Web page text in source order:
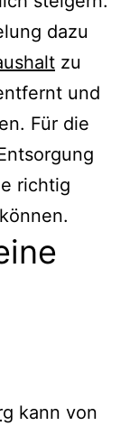
dazu
zu
und
Für die
richtig
kann von